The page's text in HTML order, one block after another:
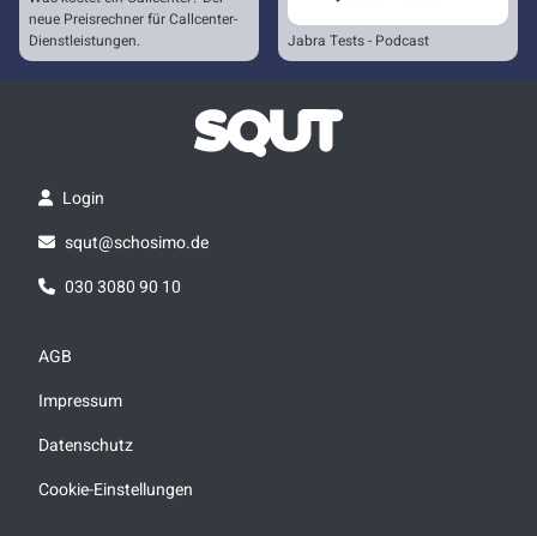
neue Preisrechner für Callcenter-
Dienstleistungen.
Jabra Tests - Podcast
Login
squt@schosimo.de
030 3080 90 10
AGB
Impressum
Datenschutz
Cookie-Einstellungen